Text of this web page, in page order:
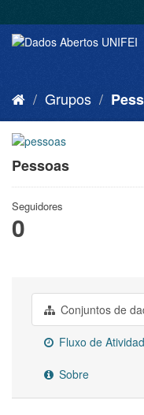
Grupos
Pessoas
Seguidores
0
Conjuntos de
Fluxo de
Sobre